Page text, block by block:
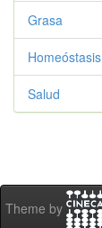
Grasa
Homeóstasis
Salud
Theme by